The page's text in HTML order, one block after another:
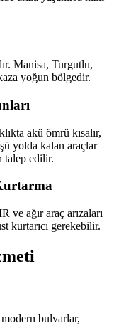
Manisa, Turgutlu,
yoğun bölgedir.
akü ömrü kısalır,
yolda kalan araçlar
talep edilir.
ve ağır araç arızaları
kurtarıcı gerekebilir.
bulvarlar,